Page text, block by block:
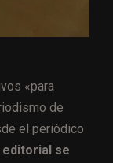
«para
de
el periódico
editorial se